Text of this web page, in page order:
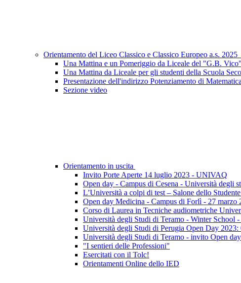
Orientamento del Liceo Classico e Classico Europeo a.s.
Una Mattina e un Pomeriggio da Liceale del "G.B. Vico"
Una Mattina da Liceale per gli studenti della Scuola
Presentazione dell'indirizzo Potenziamento di
Sezione video
Orientamento in uscita
Invito Porte Aperte 14 luglio 2023 - UNIVAQ
Open day - Campus di Cesena - Università degli
L’Università a colpi di test – Salone dello
Open day Medicina - Campus di Forlì - 27 marzo
Corso di Laurea in Tecniche audiometriche
Università degli Studi di Teramo - Winter School
Università degli Studi di Perugia Open Day
Università degli Studi di Teramo - invito Open
"I sentieri delle Professioni"
Esercitati con il Tolc!
Orientamenti Online dello IED